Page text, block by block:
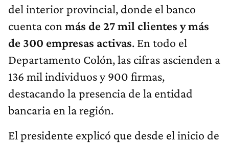
del interior provincial, donde el banco
cuenta con más de 27 mil clientes y más
de 300 empresas activas. En todo el
Departamento Colón, las cifras ascienden a
136 mil individuos y 900 firmas,
destacando la presencia de la entidad
bancaria en la región.
El presidente explicó que desde el inicio de